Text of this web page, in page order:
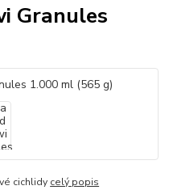
Granules
cichlidy celý popis